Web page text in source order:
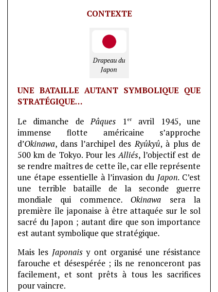
CONTEXTE
Drapeau du
Japon
UNE BATAILLE AUTANT SYMBOLIQUE QUE
STRATÉGIQUE…
Le dimanche dePâques 1eravril 1945, une
immense flotte américaine s’approche
d’Okinawa, dans l’archipel desRyûkyû, à plus de
500 km de Tokyo. Pour lesAlliés, l’objectif est de
se rendre maîtres de cette île, car elle représente
une étape essentielle à l’invasion du Japon. C’est
une terrible bataille de la seconde guerre
mondiale qui commence. Okinawa sera la
première île japonaise à être attaquée sur le sol
sacré du Japon ; autant dire que son importance
est autant symbolique que stratégique.
Mais les Japonaisy ont organisé une résistance
farouche et désespérée ; ils ne renonceront pas
facilement, et sont prêts à tous les sacrifices
pour vaincre.